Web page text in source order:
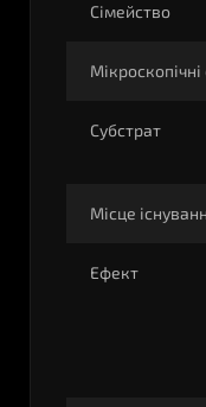
Сімейство
Субстрат
Місце
Ефект